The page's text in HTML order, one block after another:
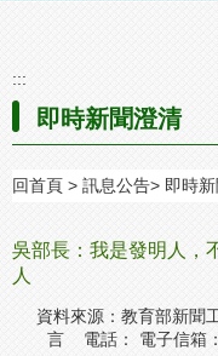
:::
即時新聞澄清
回首頁 訊息公告 即時
吳部長：我是發明人，
人
資料來源：教育部新聞
言 電話： 電子信箱：